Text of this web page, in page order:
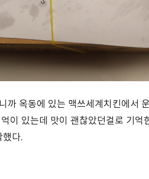
까 옥동에 있는 맥쓰세계치킨에서
이 있는데 맛이 괜찮았던걸로 기억
했다.